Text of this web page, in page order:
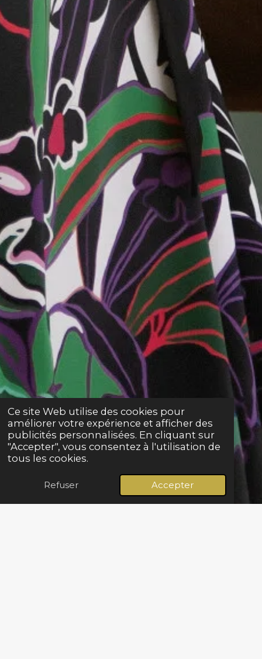
Ce site Web utilise des cookies pour
améliorer votre expérience et afficher des
publicités personnalisées. En cliquant sur
"Accepter", vous consentez à l'utilisation de
tous les cookies.
Refuser Accepter